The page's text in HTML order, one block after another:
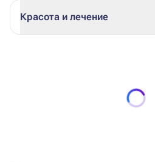
Красота и лечение